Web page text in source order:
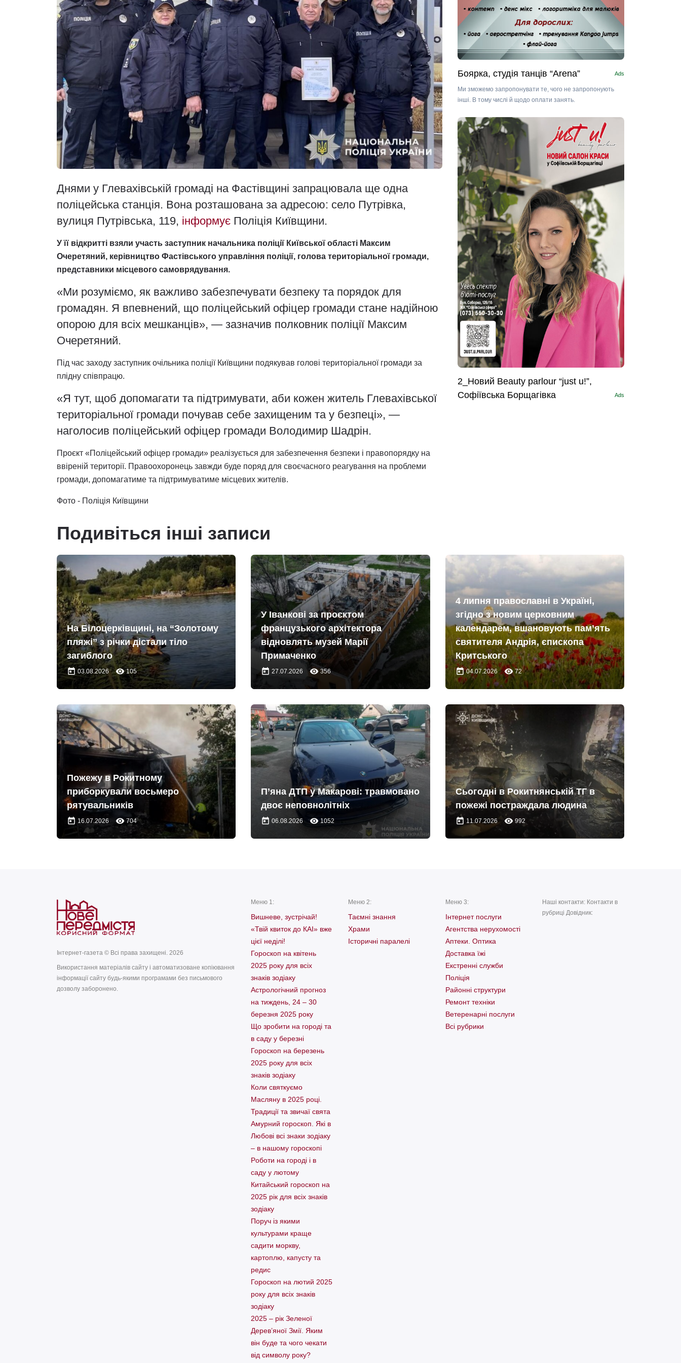
Днями у Глевахівській громаді на Фастівщині запрацювала ще одна
поліцейська станція. Вона розташована за адресою: село Путрівка,
вулиця Путрівська, 119, інформує Поліція Київщини.
У її відкритті взяли участь заступник начальника поліції Київської області Максим
Очеретяний, керівництво Фастівського управління поліції, голова територіальної громади,
представники місцевого самоврядування.
«Ми розуміємо, як важливо забезпечувати безпеку та порядок для
громадян. Я впевнений, що поліцейський офіцер громади стане надійною
опорою для всіх мешканців», — зазначив полковник поліції Максим
Очеретяний.
Під час заходу заступник очільника поліції Київщини подякував голові територіальної громади за
плідну співпрацю.
«Я тут, щоб допомагати та підтримувати, аби кожен житель Глевахівської
територіальної громади почував себе захищеним та у безпеці», —
наголосив поліцейський офіцер громади Володимир Шадрін.
Проєкт «Поліцейський офіцер громади» реалізується для забезпечення безпеки і правопорядку на
ввіреній території. Правоохоронець завжди буде поряд для своєчасного реагування на проблеми
громади, допомагатиме та підтримуватиме місцевих жителів.
Фото - Поліція Київщини
Боярка, студія танців “Arena” Ads
Ми зможемо запропонувати те, чого не запропонують
інші. В тому числі й щодо оплати занять.
2_Новий Beauty parlour “just u!”,
Софіївська Борщагівка
Ads
Подивіться інші записи
На Білоцерківщині, на “Золотому
пляжі” з річки дістали тіло
загиблого
today03.08.2026 remove_red_eye105
У Іванкові за проєктом
французького архітектора
відновлять музей Марії
Примаченко
today 27.07.2026 remove_red_eye 356
4 липня православні в Україні,
згідно з новим церковним
календарем, вшановують пам’ять
святителя Андрія, єпископа
Критського
today04.07.2026 remove_red_eye72
Пожежу в Рокитному
приборкували восьмеро
рятувальників
today 16.07.2026 remove_red_eye 704
П’яна ДТП у Макарові: травмовано
двоє неповнолітніх
today 06.08.2026 remove_red_eye 1052
Сьогодні в Рокитнянській ТГ в
пожежі постраждала людина
today 11.07.2026 remove_red_eye 992
Інтернет-газета © Всі права захищені. 2026
Використання матеріалів сайту і автоматизоване копіювання
інформації сайту будь-якими програмами без письмового
дозволу заборонено.
Меню 1:
Вишневе, зустрічай!
«Твій квиток до КАІ» вже
цієї неділі!
Гороскоп на квітень
2025 року для всіх
знаків зодіаку
Астрологічний прогноз
на тиждень, 24 – 30
березня 2025 року
Що зробити на городі та
в саду у березні
Гороскоп на березень
2025 року для всіх
знаків зодіаку
Коли святкуємо
Масляну в 2025 році.
Традиції та звичаї свята
Амурний гороскоп. Які в
Любові всі знаки зодіаку
– в нашому гороскопі
Pоботи на городі і в
саду у лютому
Китайський гороскоп на
2025 рік для всіх знаків
зодіаку
Поруч із якими
культурами краще
садити моркву,
картоплю, капусту та
редис
Гороскоп на лютий 2025
року для всіх знаків
зодіаку
2025 – рік Зеленої
Дерев’яної Змії. Яким
він буде та чого чекати
від символу року?
Меню 2:
Таємні знання
Храми
Історичні паралелі
Меню 3:
Інтернет послуги
Агентства нерухомості
Аптеки. Оптика
Доставка їжі
Екстренні служби
Поліція
Районні структури
Ремонт техніки
Ветеренарні послуги
Всі рубрики
Наші контакти: Контакти в
рубриці Довідник: